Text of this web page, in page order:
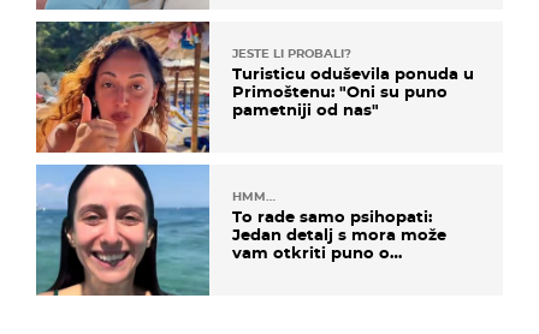
JESTE LI PROBALI?
Turisticu oduševila ponuda u
Primoštenu: "Oni su puno
pametniji od nas"
HMM…
To rade samo psihopati:
Jedan detalj s mora može
vam otkriti puno o